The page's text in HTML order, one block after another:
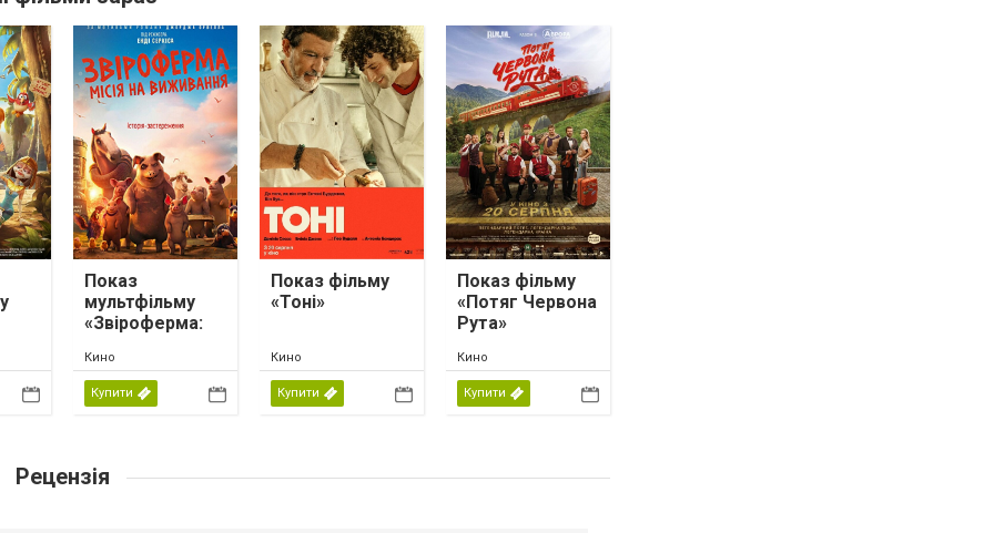
Показ
мультфільму
«Звіроферма:
виживання»
Кино
Купити
Показ фільму
«Тоні»
Кино
Купити
Показ фільму
«Потяг Червона
Рута»
Кино
Купити
Рецензія